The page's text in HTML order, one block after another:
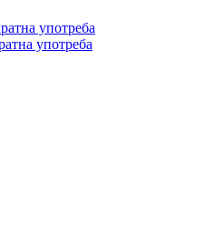
употреба
употреба